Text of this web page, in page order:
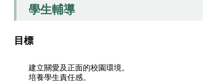
學生輔導
目標
建立關愛及正面的校園環境。
培養學生責任感。